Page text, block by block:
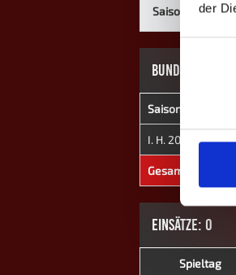
der
Saisons
BUNDESLIGA
Saison
I. H. 2020
Gesamt
EINSÄTZE: 0
Spieltag